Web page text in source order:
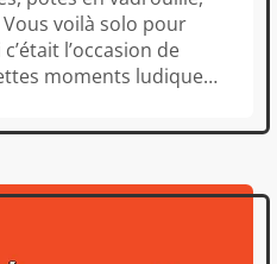
voilà solo pour
l’occasion de
moments ludiques
vous avec une
! IELLO […]